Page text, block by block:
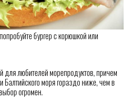
бургер с корюшкой или
любителей морепродуктов, причем
моря гораздо ниже, чем в
огромен.